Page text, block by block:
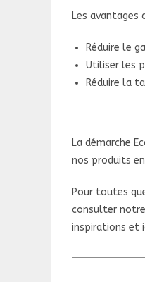
Les avantages
Réduire le
Utiliser les
Réduire la
La démarche
nos produits
Pour toutes
consulter
inspirations et